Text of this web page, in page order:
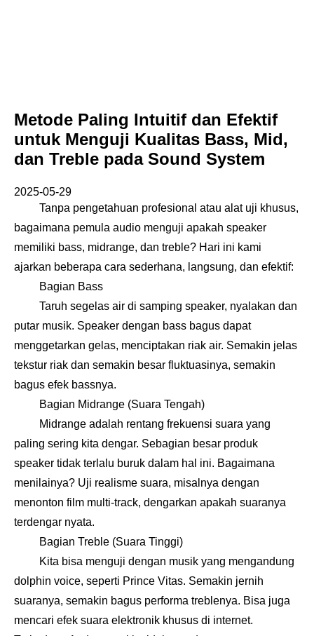
Metode Paling Intuitif dan Efektif
untuk Menguji Kualitas Bass, Mid,
dan Treble pada Sound System
2025-05-29
Tanpa pengetahuan profesional atau alat uji khusus,
bagaimana pemula audio menguji apakah speaker
memiliki bass, midrange, dan treble? Hari ini kami
ajarkan beberapa cara sederhana, langsung, dan efektif:
Bagian Bass
Taruh segelas air di samping speaker, nyalakan dan
putar musik. Speaker dengan bass bagus dapat
menggetarkan gelas, menciptakan riak air. Semakin jelas
tekstur riak dan semakin besar fluktuasinya, semakin
bagus efek bassnya.
Bagian Midrange (Suara Tengah)
Midrange adalah rentang frekuensi suara yang
paling sering kita dengar. Sebagian besar produk
speaker tidak terlalu buruk dalam hal ini. Bagaimana
menilainya? Uji realisme suara, misalnya dengan
menonton film multi-track, dengarkan apakah suaranya
terdengar nyata.
Bagian Treble (Suara Tinggi)
Kita bisa menguji dengan musik yang mengandung
dolphin voice, seperti Prince Vitas. Semakin jernih
suaranya, semakin bagus performa treblenya. Bisa juga
mencari efek suara elektronik khusus di internet.